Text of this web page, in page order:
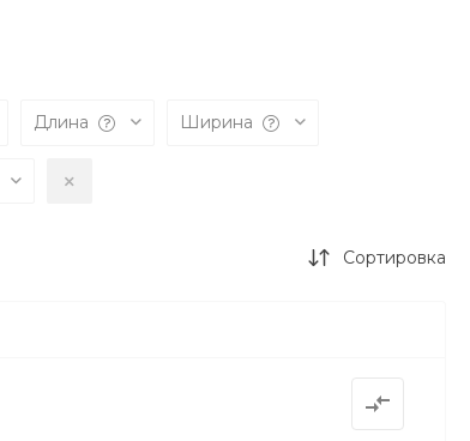
Длина Ширина
Сортировка